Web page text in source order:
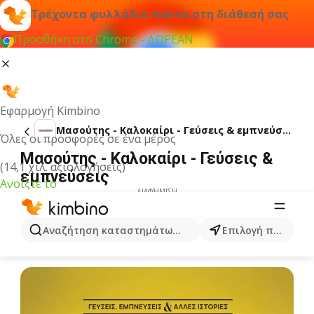
Τρέχοντα φυλλάδια πάντα στη διάθεσή σας
Προσθήκη στο Chrome - ΔΩΡΕΑΝ
Εφαρμογή Kimbino
Όλες οι προσφορές σε ένα μέρος
(14,1 χιλ. αξιολογήσεις)
Ανοίξτε το
Αναζήτηση καταστημάτων, κατηγοριών, προϊόντων...
Επιλογή πόλης
Μασούτης - Καλοκαίρι - Γεύσεις & εμπνεύσεις
Μασούτης - Καλοκαίρι - Γεύσεις &
εμπνεύσεις
ΔΙΑΦΉΜΙΣΗ